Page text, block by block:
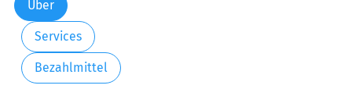
Über
Services
Bezahlmittel